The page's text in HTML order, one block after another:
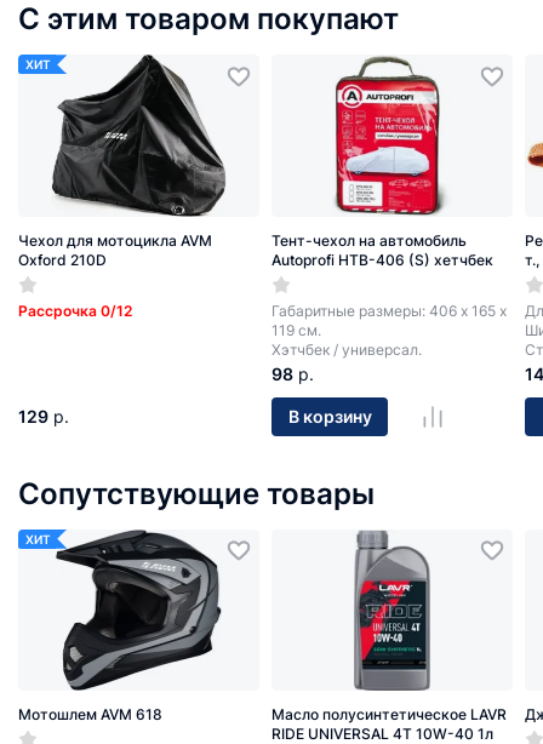
С этим товаром покупают
ХИТ
Чехол для мотоцикла AVM
Oxford 210D
Рассрочка 0/12
129 р.
Тент-чехол на автомобиль
Autoprofi HTB-406 (S) хетчбек
Габаритные размеры: 406 х 165 х
119 см.
Хэтчбек / универсал.
98 р.
В корзину
14
Сопутствующие товары
ХИТ
Мотошлем AVM 618
Масло полусинтетическое LAVR
RIDE UNIVERSAL 4T 10W-40 1л